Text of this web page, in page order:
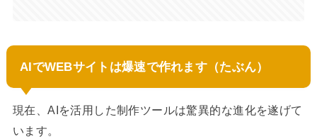
AIでWEBサイトは爆速で作れます（たぶん）
現在、AIを活用した制作ツールは驚異的な進化を遂げて
います。